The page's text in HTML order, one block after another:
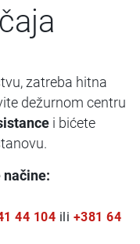
zatreba hitna
dežurnom centru
i bićete
44 104 ili +381 64